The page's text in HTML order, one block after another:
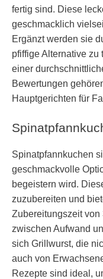
fertig sind. Diese
geschmacklich
Ergänzt werden sie
pfiffige Alternative
einer
Bewertungen
Hauptgerichten für
Spinatpfannkuchen
geschmackvolle
begeistern wird.
zuzubereiten und
Zubereitungszeit
zwischen Aufwand
sich Grillwurst, die
auch von
Rezepte sind ideal,